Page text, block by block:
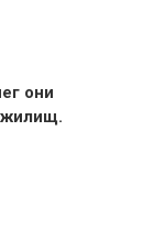
они
жилищ.